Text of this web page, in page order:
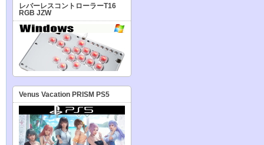
レバーレスコントローラーT16
RGB JZW
Venus Vacation PRISM PS5